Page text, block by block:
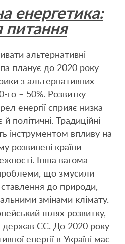
енергетика:
питання
альтернативні
планує до 2020 року
з альтернативних
– 50%. Розвитку
енергії сприяє низка
політичні. Традиційні
інструментом впливу на
розвинені країни
Інша вагома
що змусили
до природи,
змінами клімату.
шлях розвитку,
держав ЄС. До 2020 року
енергії в Україні має